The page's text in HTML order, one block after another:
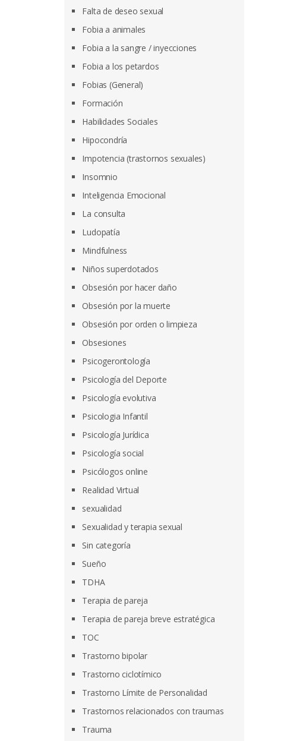
Falta de deseo sexual
Fobia a animales
Fobia a la sangre / inyecciones
Fobia a los petardos
Fobias (General)
Formación
Habilidades Sociales
Hipocondría
Impotencia (trastornos sexuales)
Insomnio
Inteligencia Emocional
La consulta
Ludopatía
Mindfulness
Niños superdotados
Obsesión por hacer daño
Obsesión por la muerte
Obsesión por orden o limpieza
Obsesiones
Psicogerontología
Psicología del Deporte
Psicología evolutiva
Psicologia Infantil
Psicología Jurídica
Psicología social
Psicólogos online
Realidad Virtual
sexualidad
Sexualidad y terapia sexual
Sin categoría
Sueño
TDHA
Terapia de pareja
Terapia de pareja breve estratégica
TOC
Trastorno bipolar
Trastorno ciclotímico
Trastorno Límite de Personalidad
Trastornos relacionados con traumas
Trauma